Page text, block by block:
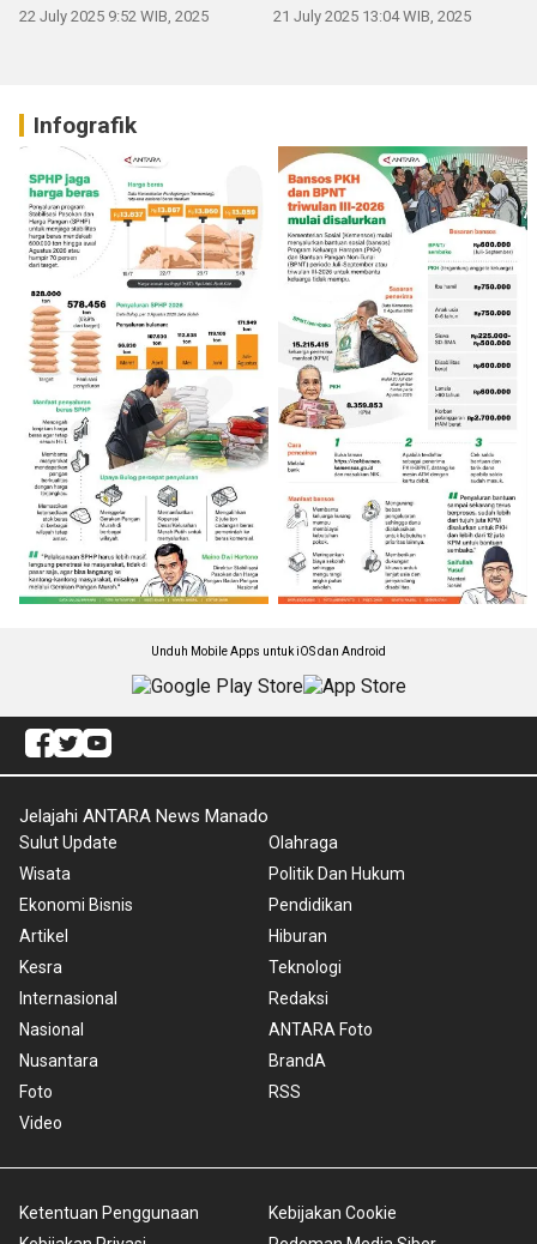
22 July 2025 9:52 WIB, 2025 21 July 2025 13:04 WIB, 2025
Infografik
Unduh Mobile Apps untuk iOS dan Android
Jelajahi ANTARA News Manado
Sulut Update
Wisata
Ekonomi Bisnis
Artikel
Kesra
Internasional
Nasional
Nusantara
Foto
Video
Olahraga
Politik Dan Hukum
Pendidikan
Hiburan
Teknologi
Redaksi
ANTARA Foto
BrandA
RSS
Ketentuan Penggunaan
Kebijakan Cookie